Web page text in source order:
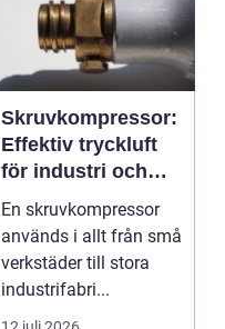
Skruvkompressor:
Effektiv tryckluft
för industri och
verkstad
En skruvkompressor
används i allt från små
verkstäder till stora
industrifabri...